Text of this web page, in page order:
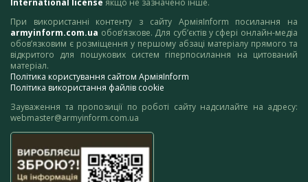
International license якщо не зазначено інше.
При використанні контенту з сайту АрміяInform посилання на
armyinform.com.ua обов’язкове. Для суб’єктів у сфері онлайн-медіа
обов’язковим є розміщення у першому абзаці матеріалу прямого та
відкритого для пошукових систем гіперпосилання на цитований
матеріал.
Політика користування сайтом АрміяInform
Політика використання файлів cookie
Зауваження та пропозиції по роботі сайту надсилайте на адресу:
webmaster@armyinform.com.ua